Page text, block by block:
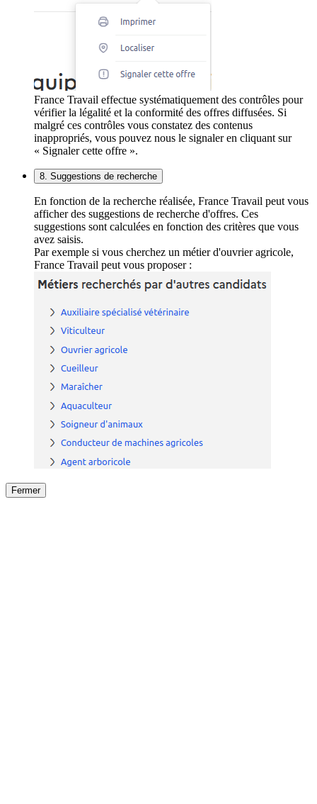
France Travail effectue systématiquement des contrôles pour
vérifier la légalité et la conformité des offres diffusées. Si
malgré ces contrôles vous constatez des contenus
inappropriés, vous pouvez nous le signaler en cliquant sur
« Signaler cette offre ».
8. Suggestions de recherche
En fonction de la recherche réalisée, France Travail peut vous
afficher des suggestions de recherche d'offres. Ces
suggestions sont calculées en fonction des critères que vous
avez saisis.
Par exemple si vous cherchez un métier d'ouvrier agricole,
France Travail peut vous proposer :
Fermer